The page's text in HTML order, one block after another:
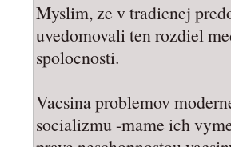
Myslim, ze v tradicnej
uvedomovali ten rozdiel
spolocnosti.
Vacsina problemov
socializmu -mame ich